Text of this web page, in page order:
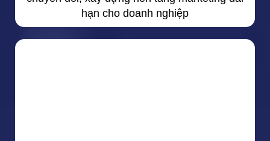
hạn cho doanh nghiệp